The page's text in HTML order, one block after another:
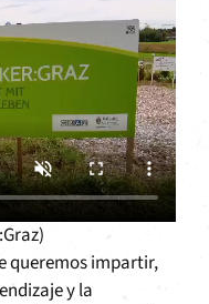
queremos impartir,
y la